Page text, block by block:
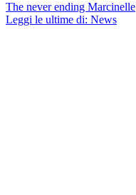
The never ending Marcinelle
Leggi le ultime di: News